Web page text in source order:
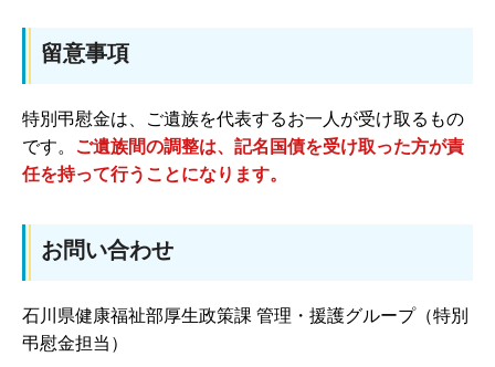
留意事項
特別弔慰金は、ご遺族を代表するお一人が受け取るもの
です。 ご遺族間の調整は、記名国債を受け取った方が責
任を持って行うことになります。
お問い合わせ
石川県健康福祉部厚生政策課 管理・援護グループ（特別
弔慰金担当）